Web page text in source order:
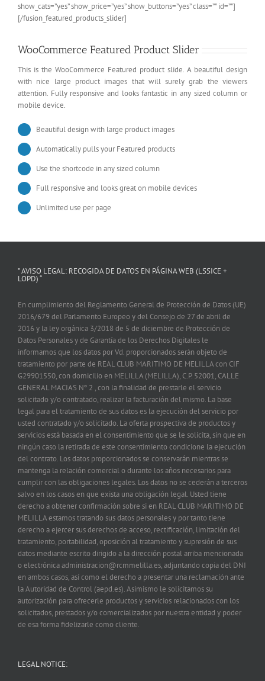
show_cats=”yes” show_price=”yes” show_buttons=”yes” class=”” id=””]
[/fusion_featured_products_slider]
WooCommerce Featured Product Slider
This is the WooCommerce Featured product slide. A beautiful design
with nice large product images that will surely grab the viewers
attention. Fully responsive and looks fantastic in any sized column or
mobile device.
Beautiful design with large product images
Automatically pulls your Featured products
Use the shortcode in any sized column
Full responsive and looks great on mobile devices
Unlimited use per page
” AVISO LEGAL: RECOGIDA DE DATOS EN PÁGINA WEB (LSSICE +
LOPD) “
En cumplimiento del Reglamento General de Protección de Datos (UE)
2016/679 del Parlamento Europeo y del Consejo de 27 de abril de
2016 y la ley orgánica 3/2018 de 5 de diciembre de Protección de
Datos Personales y de Garantía de los Derechos Digitales le
informamos que los datos por Vd. proporcionados serán objeto de
tratamiento por parte de REAL CLUB MARITIMO DE MELILLA con CIF
G29901550, con domicilio en MELILLA (MELILLA), C.P. 52001, CALLE
GENERAL MACIAS Nº 2 , con la finalidad de prestarle el servicio
solicitado y/o contratado, realizar la facturación del mismo. La base
legal para el tratamiento de sus datos es la ejecución del servicio por
usted contratado y/o solicitado. La oferta prospectiva de productos y
servicios está basada en el consentimiento que se le solicita, sin que en
ningún caso la retirada de este consentimiento condicione la ejecución
del contrato. Los datos proporcionados se conservarán mientras se
mantenga la relación comercial o durante los años necesarios para
cumplir con las obligaciones legales. Los datos no se cederán a terceros
salvo en los casos en que exista una obligación legal. Usted tiene
derecho a obtener confirmación sobre si en REAL CLUB MARITIMO DE
MELILLA estamos tratando sus datos personales y por tanto tiene
derecho a ejercer sus derechos de acceso, rectificación, limitación del
tratamiento, portabilidad, oposición al tratamiento y supresión de sus
datos mediante escrito dirigido a la dirección postal arriba mencionada
o electrónica administracion@rcmmelilla.es, adjuntando copia del DNI
en ambos casos, así como el derecho a presentar una reclamación ante
la Autoridad de Control (aepd.es). Asimismo le solicitamos su
autorización para ofrecerle productos y servicios relacionados con los
solicitados, prestados y/o comercializados por nuestra entidad y poder
de esa forma fidelizarle como cliente.
LEGAL NOTICE: